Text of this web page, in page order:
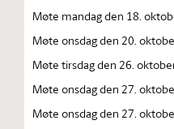
Møte mandag den 18.
Møte onsdag den 20.
Møte tirsdag den 26.
Møte onsdag den 27.
Møte onsdag den 27.